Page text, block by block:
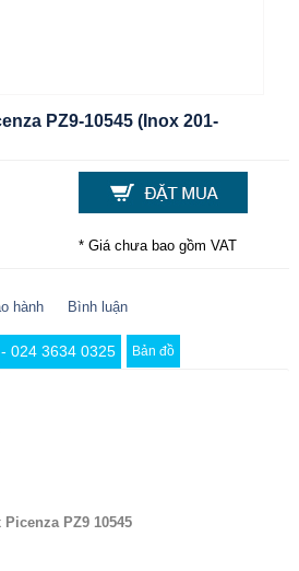
PZ9-10545 (Inox 201-
* Giá chưa bao gồm VAT
hành Bình luận
024 3634 0325 Bản đồ
PZ9 10545